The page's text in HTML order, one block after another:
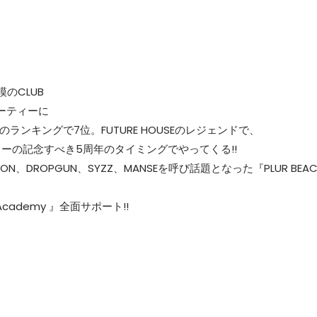
のCLUB
ティーに
ンキングで7位。FUTURE HOUSEのレジェンドで、
の記念すべき5周年のタイミングでやってくる!!
、DROPGUN、SYZZ、MANSEを呼び話題となった『PLUR
』全面サポート!!